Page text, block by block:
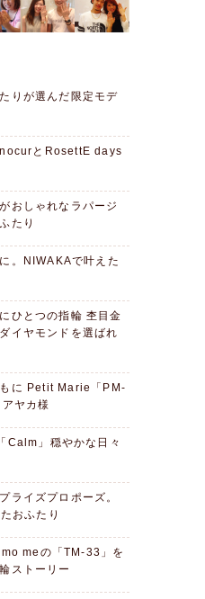
りが選んだ限定モデ
nocurとRosettE days
おしゃれなラパージ
たり
。NIWAKAで叶えた
ひとつの指輪 杢目金
イヤモンドを選ばれ
もに Petit Marie「PM-
ヤカ様
Calm」穏やかな日々
ライズプロポーズ。
おふたり
meの「TM-33」を
ストーリー